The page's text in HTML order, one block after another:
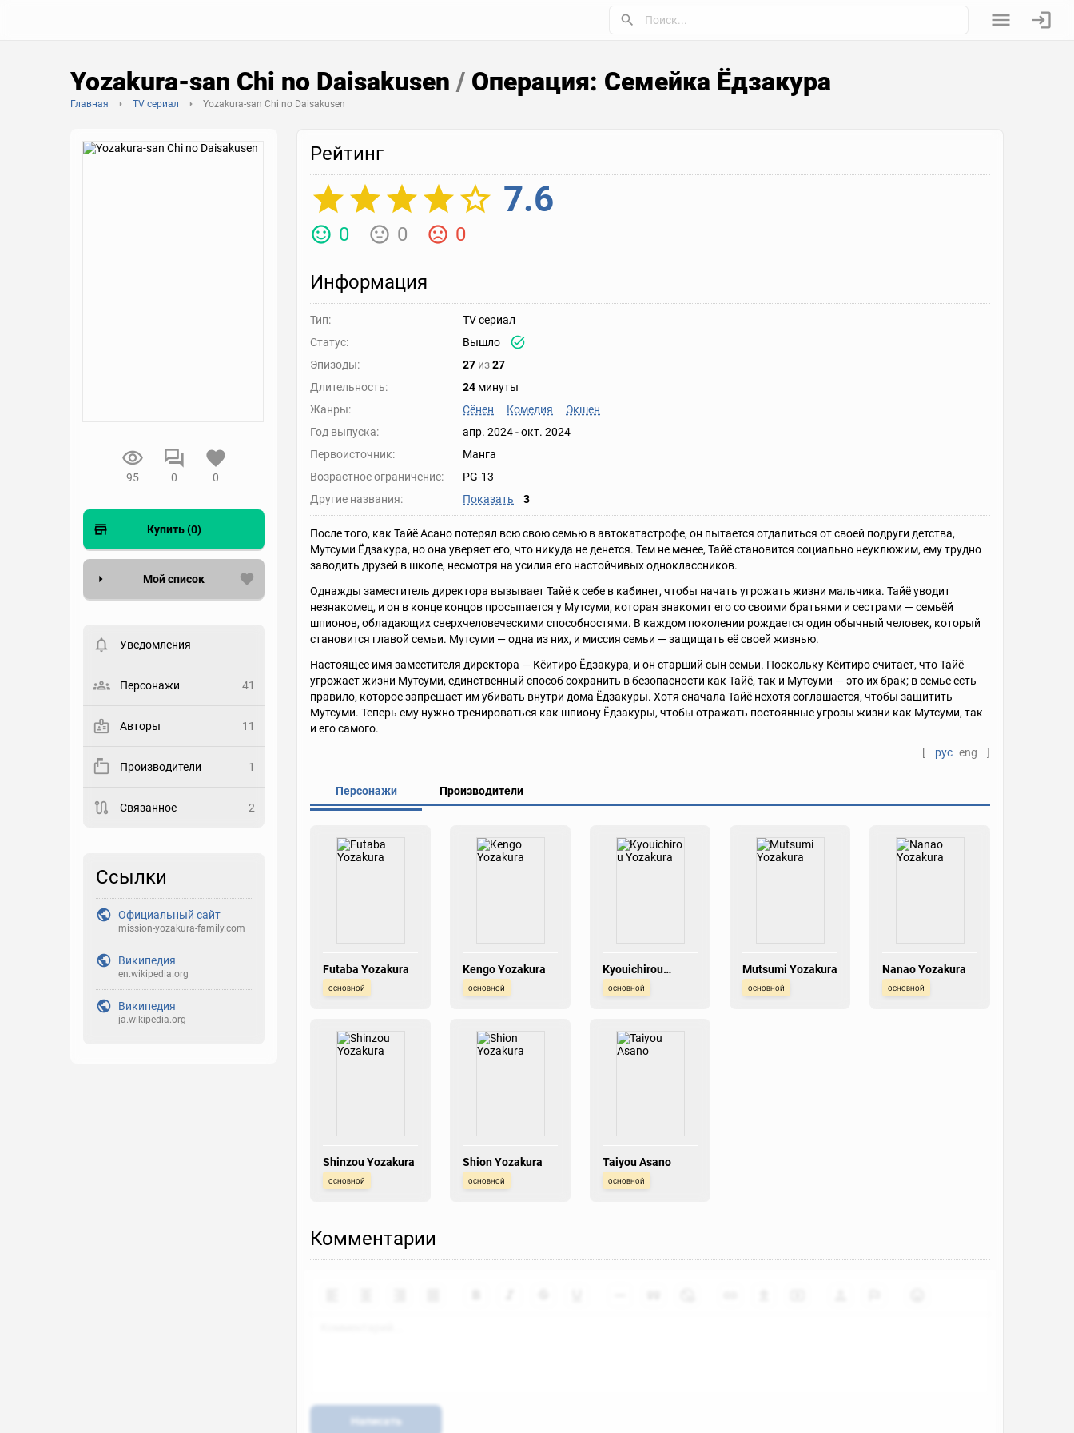
Yozakura-san Chi no Daisakusen / Операция: Семейка Ёдзакура
Главная TV сериал Yozakura-san Chi no Daisakusen
95 0 0
Купить (0)
Мой список
пользователи. Хотите
Статус
Закладка
Выберите рейтинг
Уведомления
Персонажи 41
Авторы 11
Производители 1
Связанное 2
Ссылки
Официальный сайт
mission-yozakura-family.com
Википедия
en.wikipedia.org
Википедия
ja.wikipedia.org
Рейтинг
7.6
0 0 0
Информация
Тип:
TV сериал
Статус:
Вышло
Эпизоды:
27 из27
Длительность:
24 минуты
Жанры:
Сёнен Комедия
Экшен
Год выпуска:
апр. 2024-окт. 2024
Первоисточник:
Манга
Возрастное ограничение:
PG-13
Другие названия:
Показать 3
После того, как Тайё Асано потерял всю свою семью в автокатастрофе, он пытается отдалиться от своей подруги детства,
Мутсуми Ёдзакура, но она уверяет его, что никуда не денется. Тем не менее, Тайё становится социально неуклюжим, ему трудно
заводить друзей в школе, несмотря на усилия его настойчивых одноклассников.
Однажды заместитель директора вызывает Тайё к себе в кабинет, чтобы начать угрожать жизни мальчика. Тайё уводит
незнакомец, и он в конце концов просыпается у Мутсуми, которая знакомит его со своими братьями и сестрами — семьёй
шпионов, обладающих сверхчеловеческими способностями. В каждом поколении рождается один обычный человек, который
становится главой семьи. Мутсуми — одна из них, и миссия семьи — защищать её своей жизнью.
Настоящее имя заместителя директора — Кёитиро Ёдзакура, и он старший сын семьи. Поскольку Кёитиро считает, что Тайё
угрожает жизни Мутсуми, единственный способ сохранить в безопасности как Тайё, так и Мутсуми — это их брак; в семье есть
правило, которое запрещает им убивать внутри дома Ёдзакуры. Хотя сначала Тайё нехотя соглашается, чтобы защитить
Мутсуми. Теперь ему нужно тренироваться как шпиону Ёдзакуры, чтобы отражать постоянные угрозы жизни как Мутсуми, так
и его самого.
[
рус eng ]
Персонажи Производители
Futaba Yozakura
основной
Kengo Yozakura
основной
Kyouichirou
Yozakura
основной
Mutsumi Yozakura
основной
Nanao Yozakura
основной
Shinzou Yozakura
основной
Shion Yozakura
основной
Taiyou Asano
основной
Комментарии
Написать